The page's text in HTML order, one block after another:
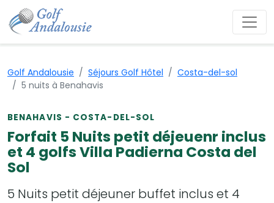
Golf Andalousie Séjours Golf Hôtel
Costa-del-sol
5 nuits à Benahavis
BENAHAVIS - COSTA-DEL-SOL
Forfait 5 Nuits petit déjeuenr inclus
et 4 golfs Villa Padierna Costa del
Sol
5 Nuits petit déjeuner buffet inclus et 4